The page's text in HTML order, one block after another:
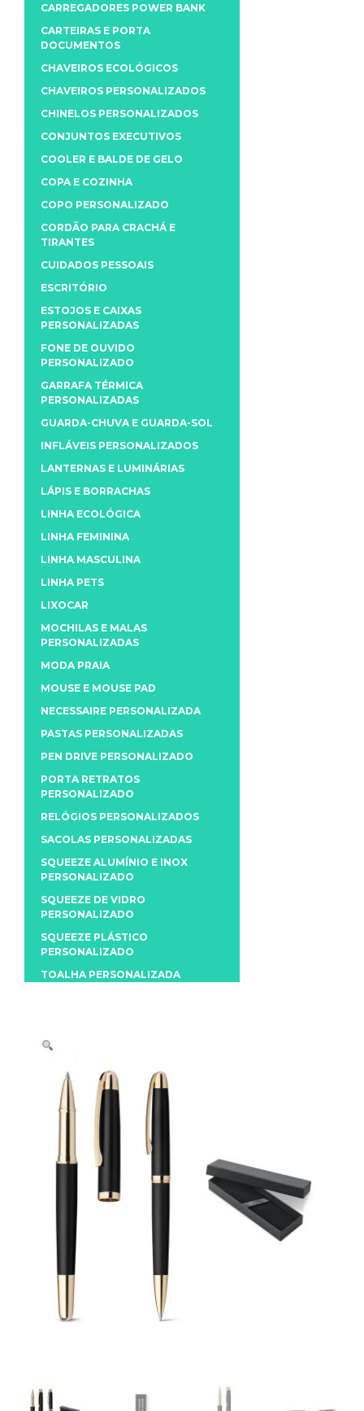
CARREGADORES POWER BANK
CARTEIRAS E PORTA
DOCUMENTOS
CHAVEIROS ECOLÓGICOS
CHAVEIROS PERSONALIZADOS
CHINELOS PERSONALIZADOS
CONJUNTOS EXECUTIVOS
COOLER E BALDE DE GELO
COPA E COZINHA
COPO PERSONALIZADO
CORDÃO PARA CRACHÁ E
TIRANTES
CUIDADOS PESSOAIS
ESCRITÓRIO
ESTOJOS E CAIXAS
PERSONALIZADAS
FONE DE OUVIDO
PERSONALIZADO
GARRAFA TÉRMICA
PERSONALIZADAS
GUARDA-CHUVA E GUARDA-SOL
INFLÁVEIS PERSONALIZADOS
LANTERNAS E LUMINÁRIAS
LÁPIS E BORRACHAS
LINHA ECOLÓGICA
LINHA FEMININA
LINHA MASCULINA
LINHA PETS
LIXOCAR
MOCHILAS E MALAS
PERSONALIZADAS
MODA PRAIA
MOUSE E MOUSE PAD
NECESSAIRE PERSONALIZADA
PASTAS PERSONALIZADAS
PEN DRIVE PERSONALIZADO
PORTA RETRATOS
PERSONALIZADO
RELÓGIOS PERSONALIZADOS
SACOLAS PERSONALIZADAS
SQUEEZE ALUMÍNIO E INOX
PERSONALIZADO
SQUEEZE DE VIDRO
PERSONALIZADO
SQUEEZE PLÁSTICO
PERSONALIZADO
TOALHA PERSONALIZADA